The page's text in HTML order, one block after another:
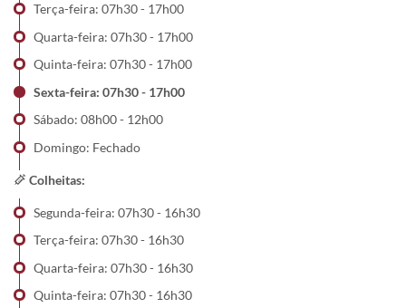
Terça-feira: 07h30 - 17h00
Quarta-feira: 07h30 - 17h00
Quinta-feira: 07h30 - 17h00
Sexta-feira: 07h30 - 17h00
Sábado: 08h00 - 12h00
Domingo: Fechado
Colheitas:
Segunda-feira: 07h30 - 16h30
Terça-feira: 07h30 - 16h30
Quarta-feira: 07h30 - 16h30
Quinta-feira: 07h30 - 16h30